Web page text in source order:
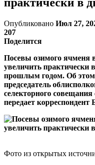
Опубликовано Июл 27,
207
Поделится
Посевы озимого ячменя
увеличить практически
прошлым годом. Об
председатель
селекторного совещания
передает
Фото из открытых